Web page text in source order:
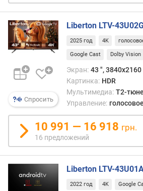
д
р
о
г
м
т
р
г
и
х
к
Спросить
Liberton LTV-
2025 год 4K
Google Cast Dolby Vision
Экран: 43 ",
Картинка: HDR
Мультимедиа: T2-
Управление:
10 991 — 16 918 грн.
16 предложений
Liberton LTV-
2022 год 4K Google